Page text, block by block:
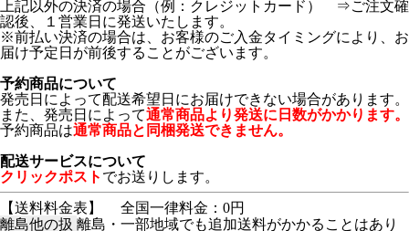
上記以外の決済の場合（例：クレジットカード） ⇒ご注文確
認後、１営業日に発送いたします。
※前払い決済の場合は、お客様のご入金タイミングにより、お
届け予定日が前後することがございます。
予約商品について
発売日によって配送希望日にお届けできない場合があります。
また、発売日によって通常商品より発送に日数がかかります。
予約商品は通常商品と同梱発送できません。
配送サービスについて
クリックポスト でお送りします。
【送料料金表】
全国一律料金：0円
離島他の扱 離島・一部地域でも追加送料がかかることはあり